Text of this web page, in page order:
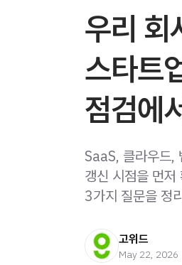
우리 회
스타트
점검에
SaaS, 클라우드,
갱신 시점을 먼
3가지 질문을 정
고위드
May 22, 2026